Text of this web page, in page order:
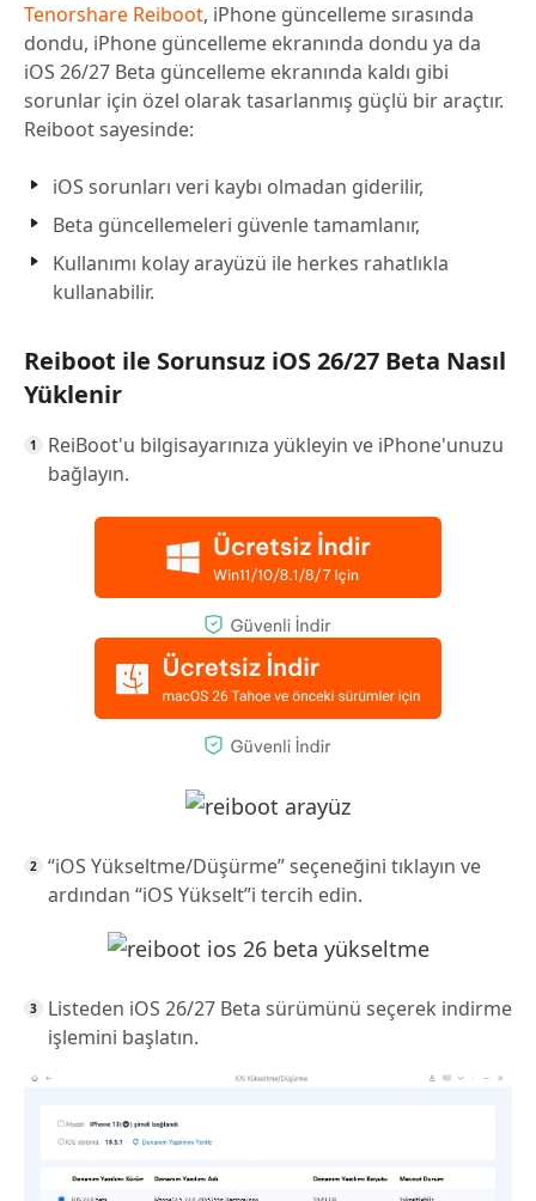
Tenorshare Reiboot, iPhone güncelleme sırasında
dondu, iPhone güncelleme ekranında dondu ya da
iOS 26/27 Beta güncelleme ekranında kaldı gibi
sorunlar için özel olarak tasarlanmış güçlü bir araçtır.
Reiboot sayesinde:
iOS sorunları veri kaybı olmadan giderilir,
Beta güncellemeleri güvenle tamamlanır,
Kullanımı kolay arayüzü ile herkes rahatlıkla
kullanabilir.
Reiboot ile Sorunsuz iOS 26/27 Beta Nasıl
Yüklenir
ReiBoot'u bilgisayarınıza yükleyin ve iPhone'unuzu
bağlayın.
“iOS Yükseltme/Düşürme” seçeneğini tıklayın ve
ardından “iOS Yükselt”i tercih edin.
Listeden iOS 26/27 Beta sürümünü seçerek indirme
işlemini başlatın.